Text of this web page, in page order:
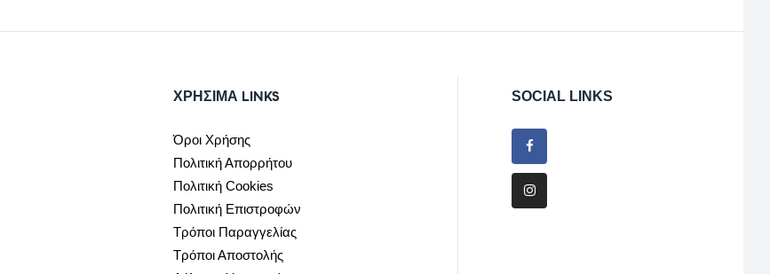
ΧΡΉΣΙΜΑ LINKS
Όροι Χρήσης
Πολιτική Απορρήτου
Πολιτική Cookies
Πολιτική Επιστροφών
Τρόποι Παραγγελίας
Τρόποι Αποστολής
SOCIAL LINKS